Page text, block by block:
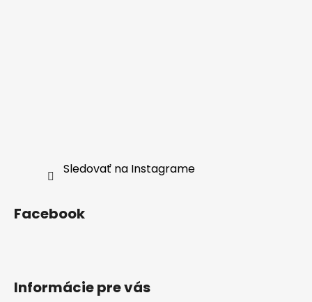
Sledovať na Instagrame
Facebook
Informácie pre vás